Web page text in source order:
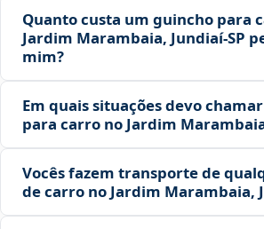
Quanto custa um guincho para
Jardim Marambaia, Jundiaí‑SP
mim?
Em quais situações devo
para carro no Jardim
Vocês fazem transporte de
de carro no Jardim Marambaia,